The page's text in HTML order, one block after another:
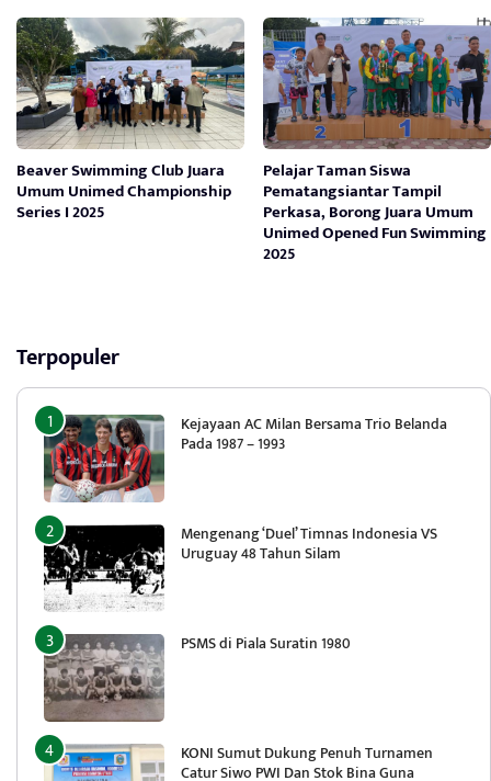
Beaver Swimming Club Juara
Umum Unimed Championship
Series I 2025
Pelajar Taman Siswa
Pematangsiantar Tampil
Perkasa, Borong Juara Umum
Unimed Opened Fun Swimming
2025
Terpopuler
Kejayaan AC Milan Bersama Trio Belanda
Pada 1987 – 1993
Mengenang ‘Duel’ Timnas Indonesia VS
Uruguay 48 Tahun Silam
PSMS di Piala Suratin 1980
KONI Sumut Dukung Penuh Turnamen
Catur Siwo PWI Dan Stok Bina Guna